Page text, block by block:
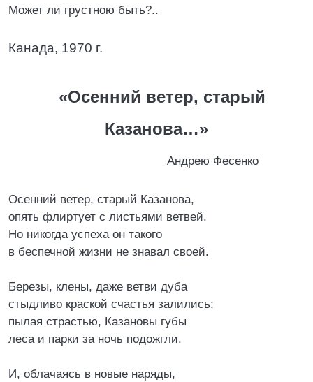
Может ли грустною быть?..
Канада, 1970 г.
«Осенний ветер, старый
Казанова…»
Андрею Фесенко
Осенний ветер, старый Казанова,
опять флиртует с листьями ветвей.
Но никогда успеха он такого
в беспечной жизни не знавал своей.
Березы, клены, даже ветви дуба
стыдливо краской счастья залились;
пылая страстью, Казановы губы
леса и парки за ночь подожгли.
И, облачаясь в новые наряды,